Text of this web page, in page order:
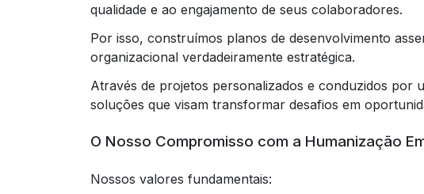
qualidade e ao engajamento de seus colaboradores.
Por isso, construímos planos de desenvolvimento
organizacional verdadeiramente estratégica.
Através de projetos personalizados e conduzidos por
soluções que visam transformar desafios em
O Nosso Compromisso com a Humanização
Nossos valores fundamentais: